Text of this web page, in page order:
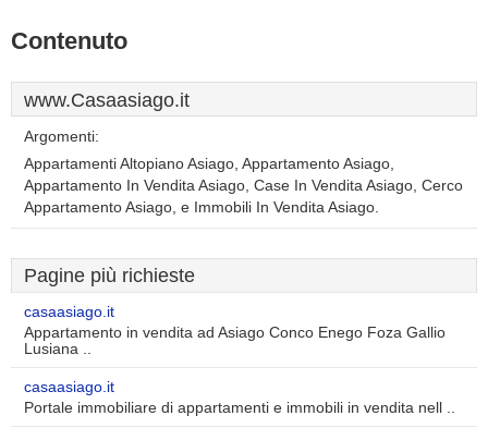
Contenuto
www.Casaasiago.it
Argomenti:
Appartamenti Altopiano Asiago, Appartamento Asiago,
Appartamento In Vendita Asiago, Case In Vendita Asiago, Cerco
Appartamento Asiago, e Immobili In Vendita Asiago.
Pagine più richieste
casaasiago.it
Appartamento in vendita ad Asiago Conco Enego Foza Gallio
Lusiana ..
casaasiago.it
Portale immobiliare di appartamenti e immobili in vendita nell ..